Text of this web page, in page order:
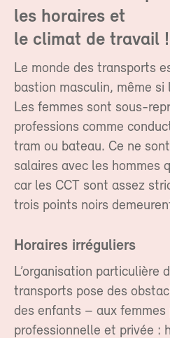
les horaires et
le climat de travail !
Le monde des transports
bastion masculin, même si
Les femmes sont sous-
professions comme
tram ou bateau. Ce ne
salaires avec les hommes
car les CCT sont assez
trois points noirs
Horaires irréguliers
L’organisation particulière
transports pose des
des enfants – aux femmes
professionnelle et privée :